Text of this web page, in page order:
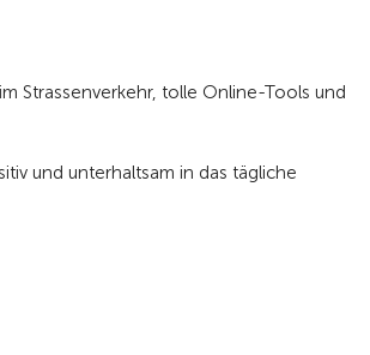
Strassenverkehr, tolle Online-Tools und
und unterhaltsam in das tägliche